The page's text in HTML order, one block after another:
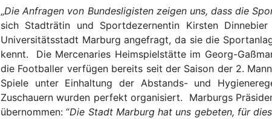
„Die Anfragen von Bundesligisten zeigen uns, dass die
sich Stadträtin und Sportdezernentin Kirsten
Universitätsstadt Marburg angefragt, da sie die
kennt. Die Mercenaries Heimspielstätte im Georg-
die Footballer verfügen bereits seit der Saison der 2.
Spiele unter Einhaltung der Abstands- und
Zuschauern wurden perfekt organisiert. Marburgs
übernommen: “Die Stadt Marburg hat uns gebeten, für